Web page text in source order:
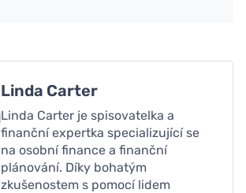
Linda Carter
Linda Carter je spisovatelka a
finanční expertka specializující se
na osobní finance a finanční
plánování. Díky bohatým
zkušenostem s pomocí lidem